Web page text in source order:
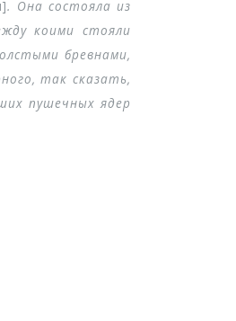
. Она состояла из
коими стояли
бревнами,
так сказать,
пушечных ядер